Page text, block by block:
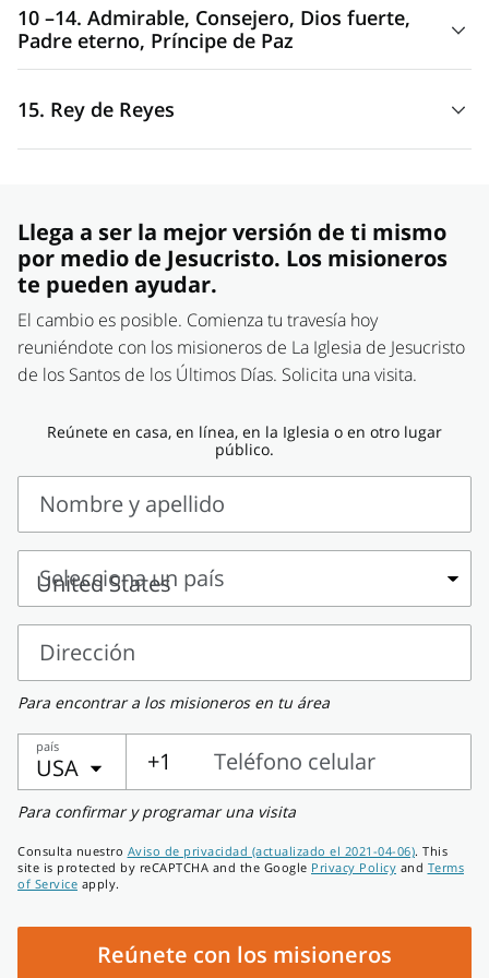
“Acérquese y venga el consejo delSanto de Israel
que lo sepamos!” (Isaías 5:19).
10 –14. Admirable, Consejero, Dios fuerte,
Padre eterno, Príncipe de Paz
“Porque un niño nos es nacido, hijo nos es dado; y el
principado estará sobre su hombro; y se llamará su
15. Rey de Reyes
Soberano,Rey de reyesy Señor de señores” (1 Timoteo
6:15).
Llega a ser la mejor versión de ti mismo
por medio de Jesucristo. Los misioneros
te pueden ayudar.
El cambio es posible. Comienza tu travesía hoy
reuniéndote con los misioneros de La Iglesia de Jesucristo
de los Santos de los Últimos Días. Solicita una visita.
Reúnete en casa, en línea, en la Iglesia o en otro lugar
público.
Nombre y apellido
Nombre
apellido
Selecciona un país
Selecciona
un
país
Dirección
Dirección
Para encontrar a los misioneros en tu área
país
USA +1
Teléfono celular
Teléfono
celular
Para confirmar y programar una visita
Consulta nuestro Aviso de privacidad (actualizado el 2021-04-06). This
site is protected by reCAPTCHA and the Google Privacy Policy and Terms
of Service apply.
Reúnete con los misioneros